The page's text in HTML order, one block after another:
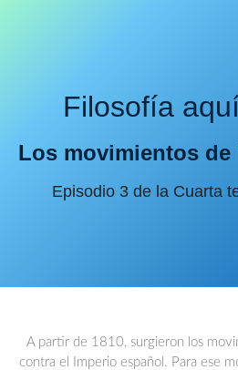
Filosofía
Los movimientos de
Episodio 3 de la Cuarta
A partir de 1810, surgieron los
contra el Imperio español. Para ese